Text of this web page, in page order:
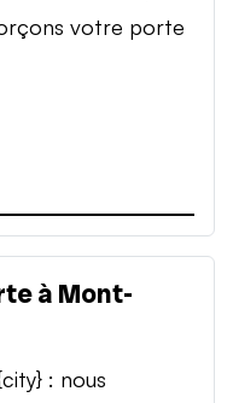
votre porte
à Mont-
: nous